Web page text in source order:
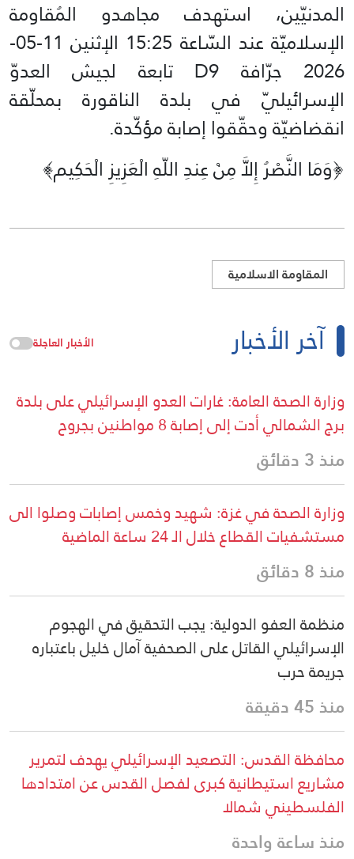
المدنيّين، استهدف مجاهدو المُقاومة
الإسلاميّة عند السّاعة 15:25 الإثنين 11-05-
2026 جرّافة D9 تابعة لجيش العدوّ
الإسرائيليّ في بلدة الناقورة بمحلّقة
انقضاضيّة وحقّقوا إصابة مؤكّدة.
﴿وَمَا النَّصْرُ إِلاَّ مِنْ عِندِ اللّهِ الْعَزِيزِ الْحَكِيم﴾‏
المقاومة الاسلامية
آخر الأخبار الأخبار العاجلة
وزارة الصحة العامة: غارات العدو الإسرائيلي على بلدة
برج الشمالي أدت إلى إصابة 8 مواطنين بجروح
منذ 3 دقائق
وزارة الصحة في غزة: شهيد وخمس إصابات وصلوا الى
مستشفيات القطاع خلال الـ 24 ساعة الماضية
منذ 8 دقائق
منظمة العفو الدولية: يجب التحقيق في الهجوم
الإسرائيلي القاتل على الصحفية آمال خليل باعتباره
جريمة حرب
منذ 45 دقيقة
محافظة القدس: التصعيد الإسرائيلي يهدف لتمرير
مشاريع استيطانية كبرى لفصل القدس عن امتدادها
الفلسطيني شمالا
منذ ساعة واحدة